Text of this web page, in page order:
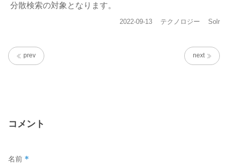
分散検索の対象となります。
投
2022-09-13
カ
テクノロジー
タ
Solr
prev next
コメント
名前 *